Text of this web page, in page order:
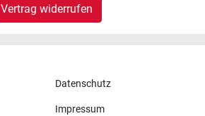
Vertrag widerrufen
Datenschutz
Impressum